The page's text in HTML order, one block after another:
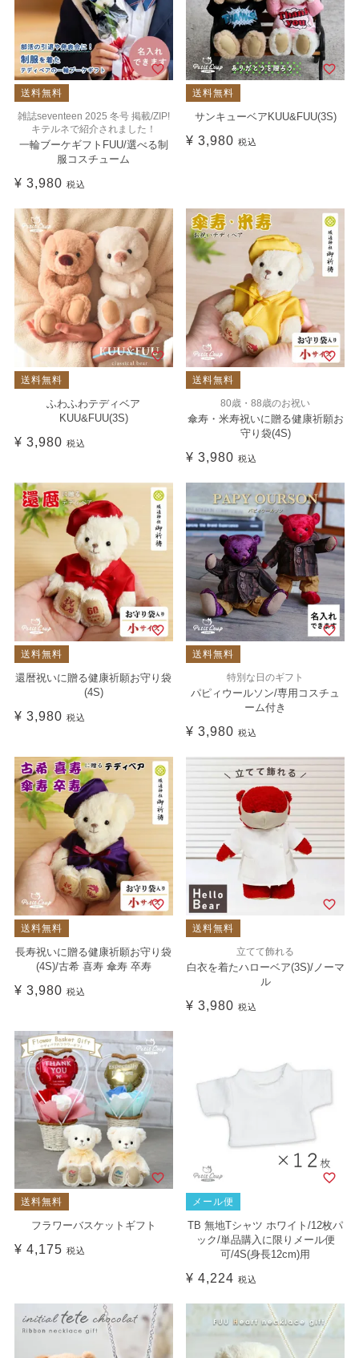
送料無料
雑誌seventeen 2025 冬号 掲載/ZIP!
キテルネで紹介されました！
一輪ブーケギフトFUU/選べる制
服コスチューム
¥ 3,980 税込
送料無料
サンキューベアKUU&FUU(3S)
¥ 3,980 税込
送料無料
ふわふわテディベア
KUU&FUU(3S)
¥ 3,980 税込
送料無料
80歳・88歳のお祝い
傘寿・米寿祝いに贈る健康祈願お
守り袋(4S)
¥ 3,980 税込
送料無料
還暦祝いに贈る健康祈願お守り袋
(4S)
¥ 3,980 税込
送料無料
特別な日のギフト
パピィウールソン/専用コスチュ
ーム付き
¥ 3,980 税込
送料無料
長寿祝いに贈る健康祈願お守り袋
(4S)/古希 喜寿 傘寿 卒寿
¥ 3,980 税込
送料無料
立てて飾れる
白衣を着たハローベア(3S)/ノーマ
ル
¥ 3,980 税込
送料無料
フラワーバスケットギフト
¥ 4,175 税込
メール便
TB 無地Tシャツ ホワイト/12枚パ
ック/単品購入に限りメール便
可/4S(身長12cm)用
¥ 4,224 税込